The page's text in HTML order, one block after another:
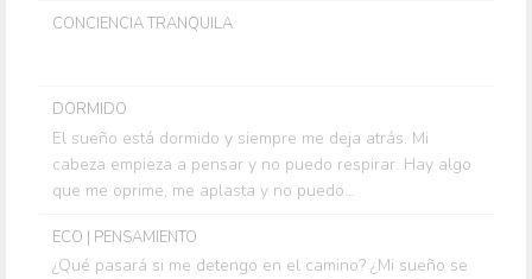
CONCIENCIA TRANQUILA
DORMIDO
El sueño está dormido y siempre me deja atrás. Mi
cabeza empieza a pensar y no puedo respirar. Hay algo
que me oprime, me aplasta y no puedo...
ECO | PENSAMIENTO
¿Qué pasará si me detengo en el camino? ¿Mi sueño se